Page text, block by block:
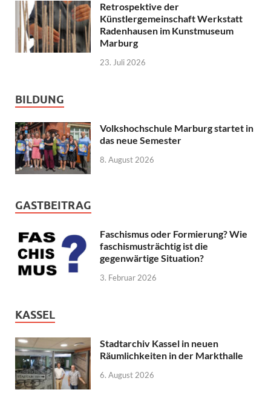
Retrospektive der
Künstlergemeinschaft Werkstatt
Radenhausen im Kunstmuseum
Marburg
23. Juli 2026
BILDUNG
Volkshochschule Marburg startet in
das neue Semester
8. August 2026
GASTBEITRAG
Faschismus oder Formierung? Wie
faschismusträchtig ist die
gegenwärtige Situation?
3. Februar 2026
KASSEL
Stadtarchiv Kassel in neuen
Räumlichkeiten in der Markthalle
6. August 2026